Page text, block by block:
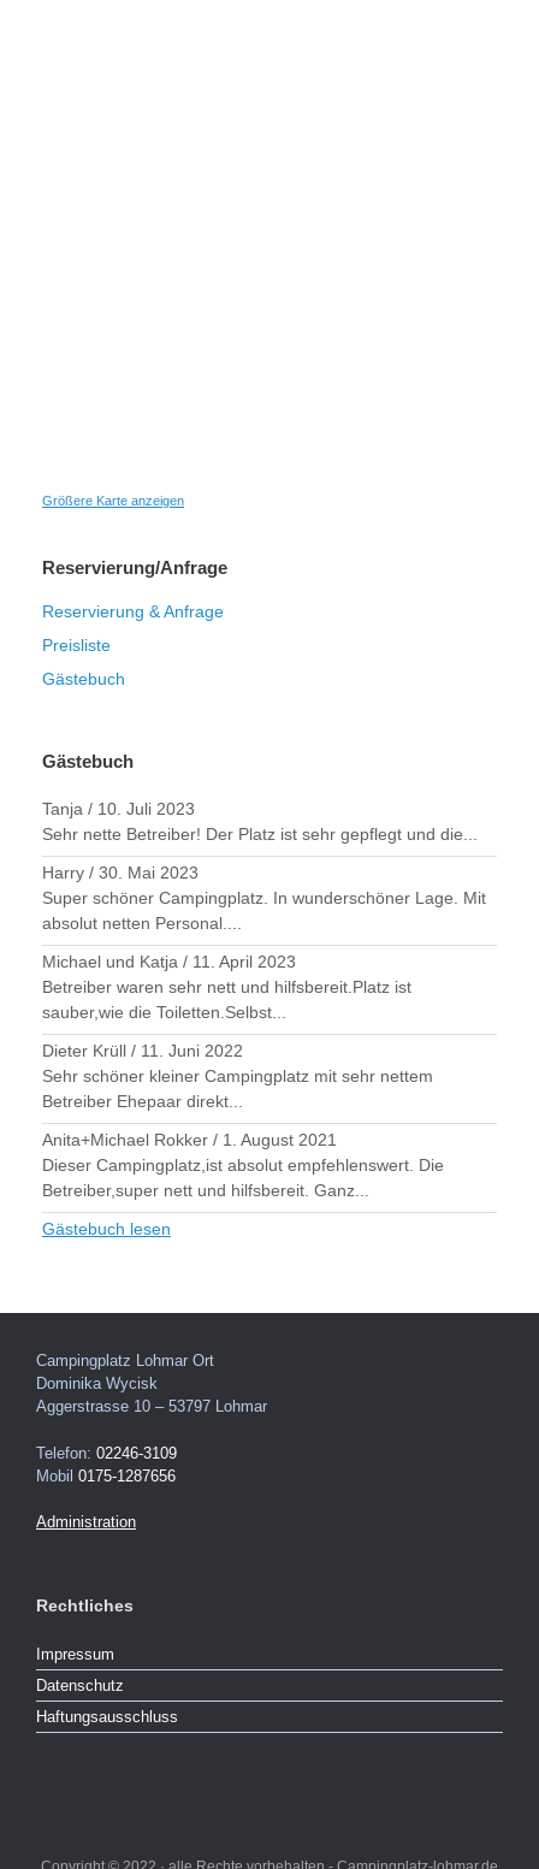
Größere Karte anzeigen
Reservierung/Anfrage
Reservierung & Anfrage
Preisliste
Gästebuch
Gästebuch
Tanja / 10. Juli 2023
Sehr nette Betreiber! Der Platz ist sehr gepflegt und die...
Harry / 30. Mai 2023
Super schöner Campingplatz. In wunderschöner Lage. Mit
absolut netten Personal....
Michael und Katja / 11. April 2023
Betreiber waren sehr nett und hilfsbereit.Platz ist
sauber,wie die Toiletten.Selbst...
Dieter Krüll / 11. Juni 2022
Sehr schöner kleiner Campingplatz mit sehr nettem
Betreiber Ehepaar direkt...
Anita+Michael Rokker / 1. August 2021
Dieser Campingplatz,ist absolut empfehlenswert. Die
Betreiber,super nett und hilfsbereit. Ganz...
Gästebuch lesen
Campingplatz Lohmar Ort
Dominika Wycisk
Aggerstrasse 10 – 53797 Lohmar
Telefon: 02246-3109
Mobil 0175-1287656
Administration
Rechtliches
Impressum
Datenschutz
Haftungsausschluss